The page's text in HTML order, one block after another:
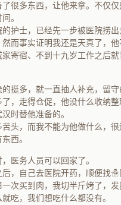
很多东西，让他来拿。不仅
。
护士，已经先一步被医院捞
而事实证明我还是天真了，
寄宿、不到十九岁工作之后
挺多，就一直抽人补充，留
，走得仓促，他没什么收纳
时替他准备的。
头，而我不能为他做什么，
西。
医务人员可以回家了。
，自己去医院开药，顺便找☃
次买到肉，我切半斤烤了，发
吃，我们想吃什么都没有。